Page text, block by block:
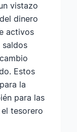
vistazo
dinero
activos
saldos
Estos
la
para las
tesorero